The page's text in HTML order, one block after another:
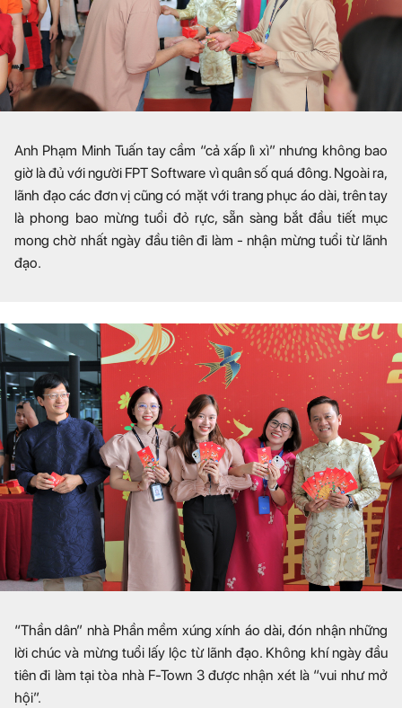
Anh Phạm Minh Tuấn tay cầm “cả xấp lì xì” nhưng không bao
giờ là đủ với người FPT Software vì quân số quá đông. Ngoài ra,
lãnh đạo các đơn vị cũng có mặt với trang phục áo dài, trên tay
là phong bao mừng tuổi đỏ rực, sẵn sàng bắt đầu tiết mục
mong chờ nhất ngày đầu tiên đi làm - nhận mừng tuổi từ lãnh
đạo.
“Thần dân” nhà Phần mềm xúng xính áo dài, đón nhận những
lời chúc và mừng tuổi lấy lộc từ lãnh đạo. Không khí ngày đầu
tiên đi làm tại tòa nhà F-Town 3 được nhận xét là “vui như mở
hội”.